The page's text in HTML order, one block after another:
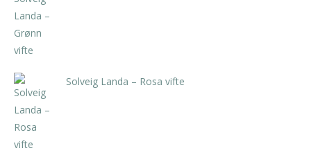
Solveig Landa – Rosa vifte